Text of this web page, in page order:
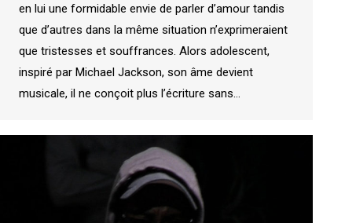
en lui une formidable envie de parler d’amour tandis
que d’autres dans la même situation n’exprimeraient
que tristesses et souffrances. Alors adolescent,
inspiré par Michael Jackson, son âme devient
musicale, il ne conçoit plus l’écriture sans…